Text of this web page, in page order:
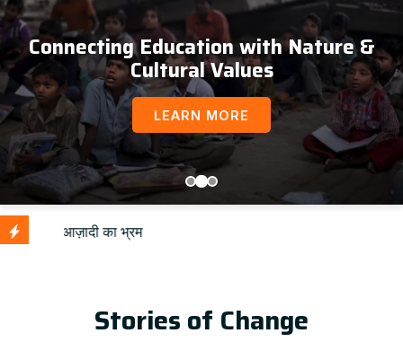
Connecting Education with Nature &
Cultural Values
LEARN MORE
Stories of Change